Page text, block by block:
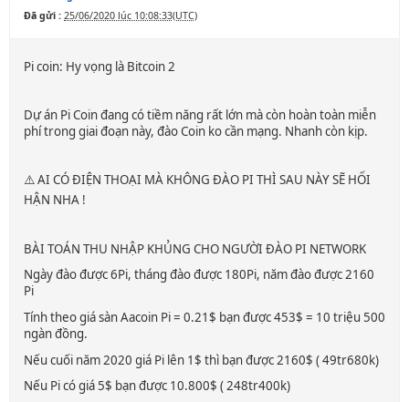
Đã gửi : 25/06/2020 lúc 10:08:33(UTC)
Pi coin: Hy vọng là Bitcoin 2
Dự án Pi Coin đang có tiềm năng rất lớn mà còn hoàn toàn miễn
phí trong giai đoạn này, đào Coin ko cần mạng. Nhanh còn kịp.
⚠️ AI CÓ ĐIỆN THOẠI MÀ KHÔNG ĐÀO PI THÌ SAU NÀY SẼ HỐI
HẬN NHA !
BÀI TOÁN THU NHẬP KHỦNG CHO NGƯỜI ĐÀO PI NETWORK
Ngày đào được 6Pi, tháng đào được 180Pi, năm đào được 2160
Pi
Tính theo giá sàn Aacoin Pi = 0.21$ bạn được 453$ = 10 triệu 500
ngàn đồng.
Nếu cuối năm 2020 giá Pi lên 1$ thì bạn được 2160$ ( 49tr680k)
Nếu Pi có giá 5$ bạn được 10.800$ ( 248tr400k)